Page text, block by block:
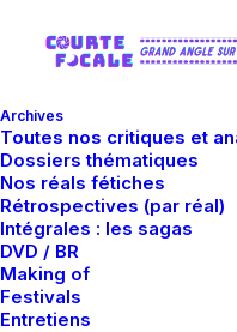
Archives
Toutes nos critiques et
Dossiers thématiques
Nos réals fétiches
Rétrospectives (par réal)
Intégrales : les sagas
DVD / BR
Making of
Festivals
Entretiens